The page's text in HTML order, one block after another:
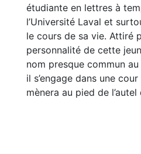
étudiante en lettres à
l’Université Laval et
le cours de sa vie. Attiré
personnalité de cette
nom presque commun
il s’engage dans une
mènera au pied de l’autel